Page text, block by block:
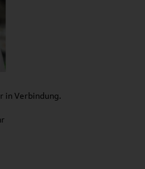
in Verbindung.